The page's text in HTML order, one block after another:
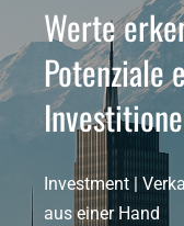
Werte
Investment |
aus einer Hand